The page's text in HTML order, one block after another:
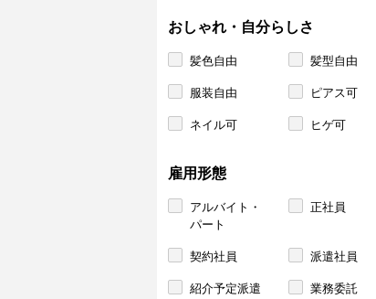
おしゃれ・自分らしさ
髪色自由 髪型自由
服装自由 ピアス可
ネイル可 ヒゲ可
雇用形態
アルバイト・
パート
正社員
契約社員 派遣社員
紹介予定派遣 業務委託